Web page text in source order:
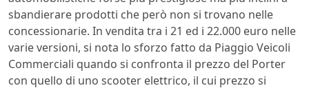
sbandierare prodotti che però non si trovano nelle
concessionarie. In vendita tra i 21 ed i 22.000 euro nelle
varie versioni, si nota lo sforzo fatto da Piaggio Veicoli
Commerciali quando si confronta il prezzo del Porter
con quello di uno scooter elettrico, il cui prezzo si